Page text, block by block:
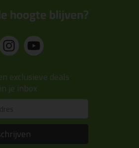
hoogte blijven?
exclusieve deals
je inbox